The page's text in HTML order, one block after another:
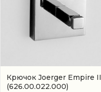
Крючок Joerger Empire II
(626.00.022.000)